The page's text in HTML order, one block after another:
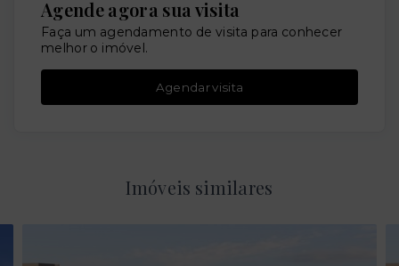
Agende agora sua visita
Faça um agendamento de visita para conhecer
melhor o imóvel.
Agendar visita
Imóveis similares